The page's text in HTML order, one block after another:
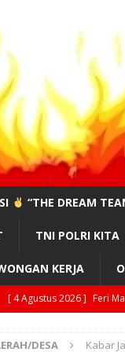
“THE DREAM
TNI POLRI KITA
KERJA
[ 4 Agustus 2026 ] Feri
DESA
Kabar